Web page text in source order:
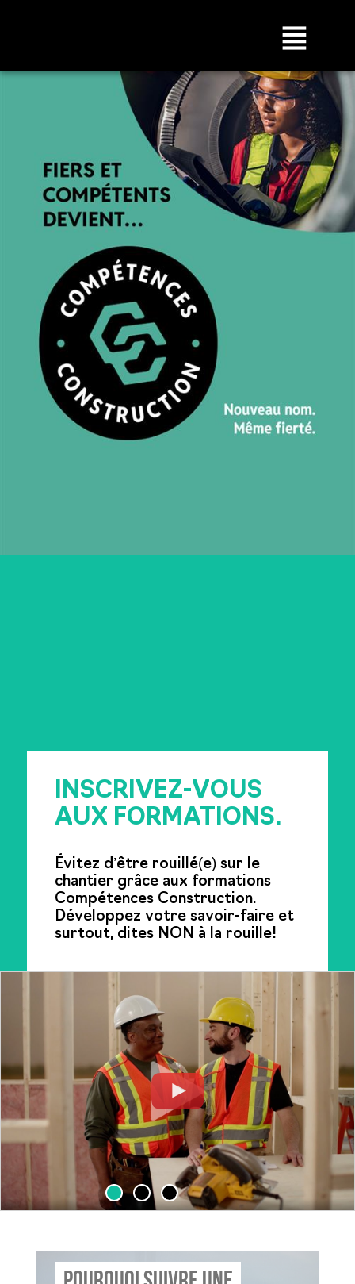
INSCRIVEZ-VOUS
AUX FORMATIONS.
Évitez d’être rouillé(e) sur le
chantier grâce aux formations
Compétences Construction.
Développez votre savoir-faire et
surtout, dites NON à la rouille!